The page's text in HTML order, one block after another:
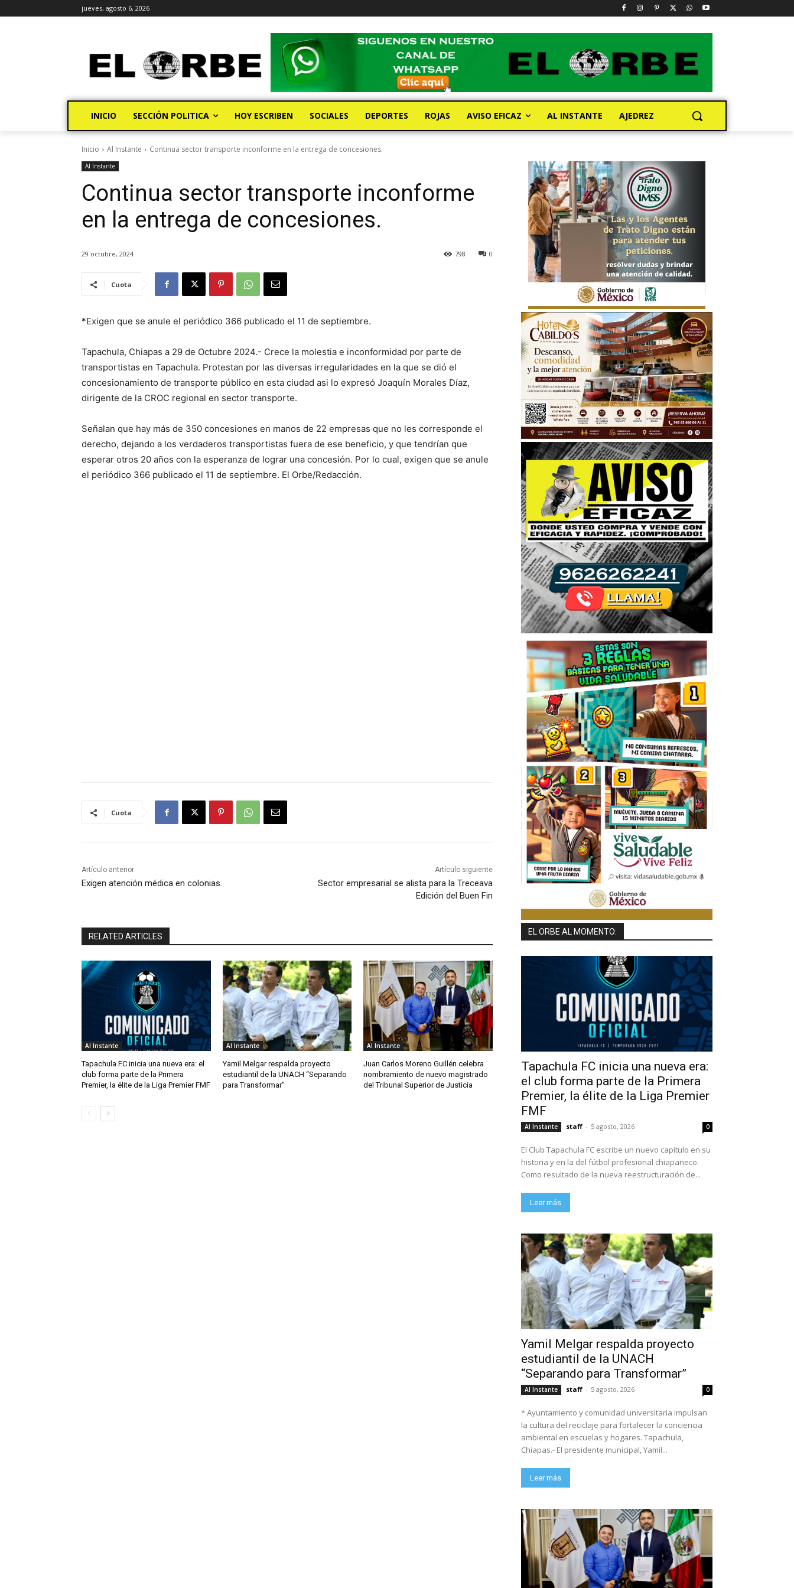
jueves, agosto 6, 2026
INICIO SECCIÓN POLITICA HOY ESCRIBEN SOCIALES DEPORTES ROJAS AVISO EFICAZ AL INSTANTE AJEDREZ
Inicio Al Instante Continua sector transporte inconforme en la entrega de concesiones.
Al Instante
Continua sector transporte inconforme
en la entrega de concesiones.
29 octubre, 2024 0
798
Cuota
*Exigen que se anule el periódico 366 publicado el 11 de septiembre.
Tapachula, Chiapas a 29 de Octubre 2024.- Crece la molestia e inconformidad por parte de
transportistas en Tapachula. Protestan por las diversas irregularidades en la que se dió el
concesionamiento de transporte público en esta ciudad asi lo expresó Joaquín Morales Díaz,
dirigente de la CROC regional en sector transporte.
Señalan que hay más de 350 concesiones en manos de 22 empresas que no les corresponde el
derecho, dejando a los verdaderos transportistas fuera de ese beneficio, y que tendrían que
esperar otros 20 años con la esperanza de lograr una concesión. Por lo cual, exigen que se anule
el periódico 366 publicado el 11 de septiembre. El Orbe/Redacción.
Cuota
Artículo anterior
Exigen atención médica en colonias.
Artículo siguiente
Sector empresarial se alista para la Treceava
Edición del Buen Fin
RELATED ARTICLES
Al Instante
Tapachula FC inicia una nueva era: el
club forma parte de la Primera
Premier, la élite de la Liga Premier FMF
Al Instante
Yamil Melgar respalda proyecto
estudiantil de la UNACH “Separando
para Transformar”
Al Instante
Juan Carlos Moreno Guillén celebra
nombramiento de nuevo magistrado
del Tribunal Superior de Justicia
EL ORBE AL MOMENTO:
Tapachula FC inicia una nueva era:
el club forma parte de la Primera
Premier, la élite de la Liga Premier
FMF
Al Instante staff - 5 agosto, 2026 0
El Club Tapachula FC escribe un nuevo capítulo en su
historia y en la del fútbol profesional chiapaneco.
Como resultado de la nueva reestructuración de...
Leer más
Yamil Melgar respalda proyecto
estudiantil de la UNACH
“Separando para Transformar”
Al Instante staff - 5 agosto, 2026 0
* Ayuntamiento y comunidad universitaria impulsan
la cultura del reciclaje para fortalecer la conciencia
ambiental en escuelas y hogares. Tapachula,
Chiapas.- El presidente municipal, Yamil...
Leer más